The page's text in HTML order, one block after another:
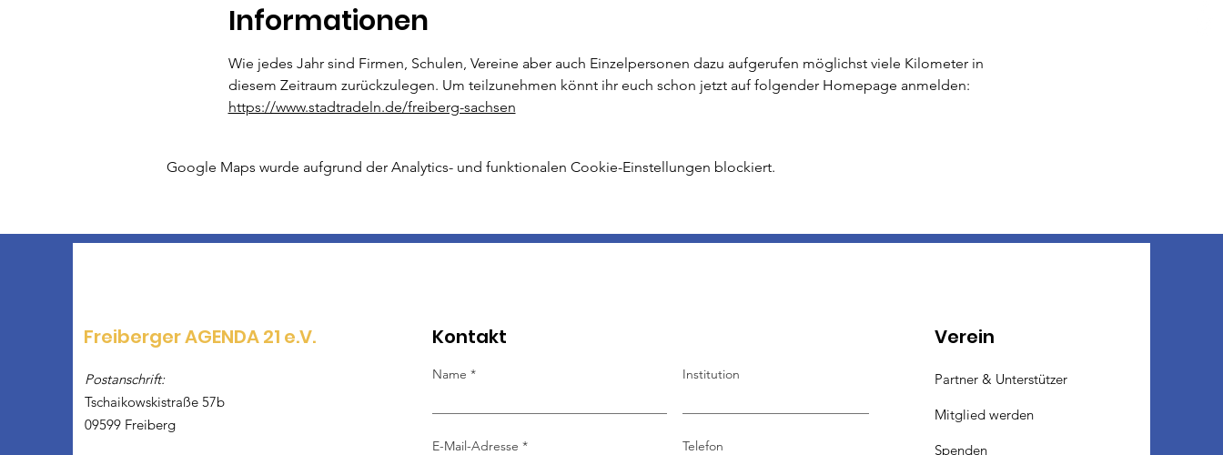
Informationen
Wie jedes Jahr sind Firmen, Schulen, Vereine aber auch Einzelpersonen dazu aufgerufen möglichst viele Kilometer in
diesem Zeitraum zurückzulegen. Um teilzunehmen könnt ihr euch schon jetzt auf folgender Homepage anmelden:
https://www.stadtradeln.de/freiberg-sachsen
Google Maps wurde aufgrund der Analytics- und funktionalen Cookie-Einstellungen blockiert.
Freiberger AGENDA 21 e.V.
Postanschrift:
Tschaikowskistraße 57b
09599 Freiberg
Kontakt
Name Institution
E-Mail-Adresse Telefon
Verein
Partner & Unterstützer
Mitglied werden
Spenden